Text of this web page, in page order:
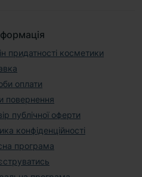
придатності косметики
оплати
повернення
публічної оферти
конфіденційності
програма